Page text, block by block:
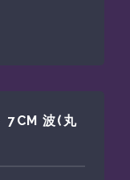
7CM 波(丸